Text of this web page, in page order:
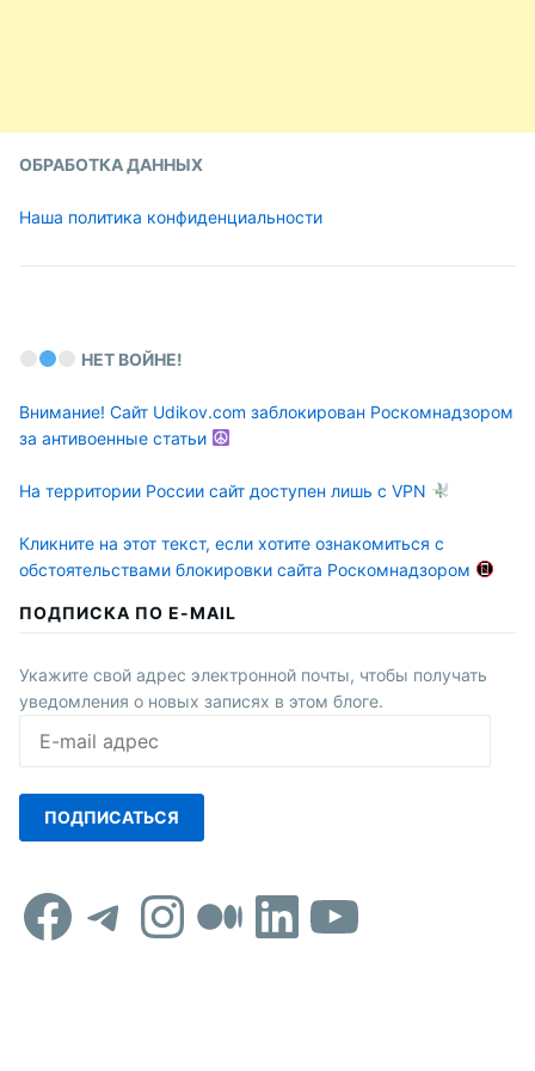
ОБРАБОТКА ДАННЫХ
Наша политика конфиденциальности
НЕТ ВОЙНЕ!
Внимание! Сайт Udikov.com заблокирован Роскомнадзором
за антивоенные статьи
На территории России сайт доступен лишь с VPN
Кликните на этот текст, если хотите ознакомиться с
обстоятельствами блокировки сайта Роскомнадзором
ПОДПИСКА ПО E-MAIL
Укажите свой адрес электронной почты, чтобы получать
уведомления о новых записях в этом блоге.
mail
ПОДПИСАТЬСЯ
Facebook
Telegram
Instagram
Средний
LinkedIn